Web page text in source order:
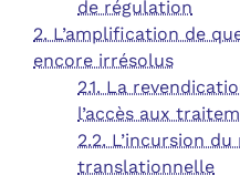
de régulation
2. L’amplification de
encore irrésolus
2.1. La
l’accès aux
2.2. L’incursion
translationnelle